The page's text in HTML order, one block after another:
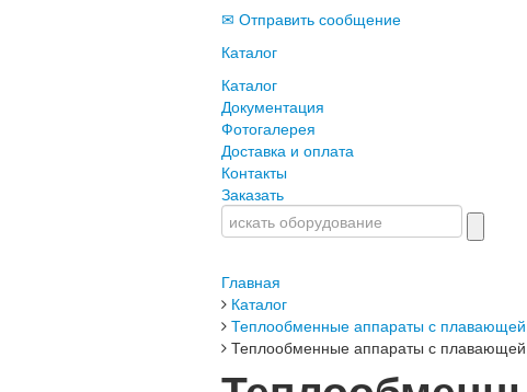
✉ Отправить сообщение
Каталог
Каталог
Документация
Фотогалерея
Доставка и оплата
Контакты
Заказать
Главная
Каталог
Теплообменные аппараты с плавающей
Теплообменные аппараты с